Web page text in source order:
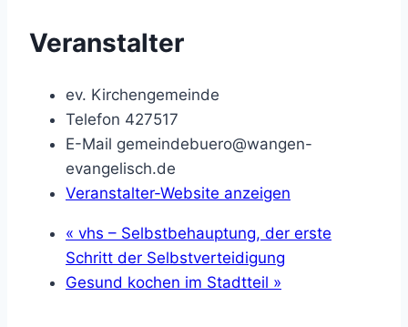
Veranstalter
ev. Kirchengemeinde
Telefon 427517
E-Mail gemeindebuero@wangen-
evangelisch.de
Veranstalter-Website anzeigen
« vhs – Selbstbehauptung, der erste
Schritt der Selbstverteidigung
Gesund kochen im Stadtteil »